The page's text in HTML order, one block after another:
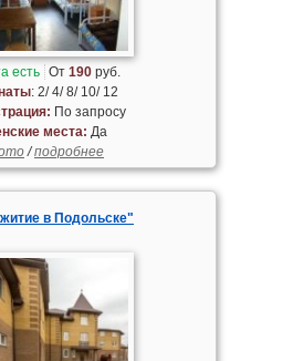
есть От190 руб.
: 2/ 4/ 8/ 10/ 12
По запросу
места: Да
/подробнее
в Подольске"